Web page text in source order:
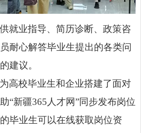
就业指导、简历诊断、政策咨
耐心解答毕业生提出的各类问
建议。
高校毕业生和企业搭建了面对
“新疆365人才网”同步发布岗位
毕业生可以在线获取岗位资